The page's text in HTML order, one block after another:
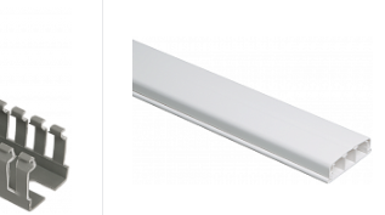
заказ
В корзину
К сравнению
Под заказ